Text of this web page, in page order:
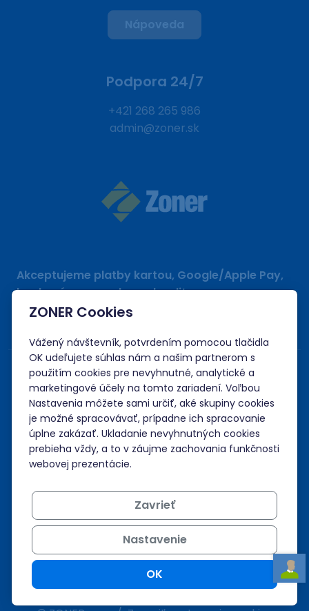
Nápoveda
Podpora 24/7
+421 268 265 986
admin@zoner.sk
Akceptujeme platby kartou, Google/Apple Pay,
bankovým prevodom a kreditom.
ZONER Cookies
Vážený návštevník, potvrdením pomocou tlačidla
OK udeľujete súhlas nám a našim partnerom s
použitím cookies pre nevyhnutné, analytické a
marketingové účely na tomto zariadení. Voľbou
Nastavenia môžete sami určiť, aké skupiny cookies
je možné spracovávať, prípadne ich spracovanie
úplne zakázať. Ukladanie nevyhnutných cookies
prebieha vždy, a to v záujme zachovania funkčnosti
webovej prezentácie.
Zavrieť
Nastavenie
OK